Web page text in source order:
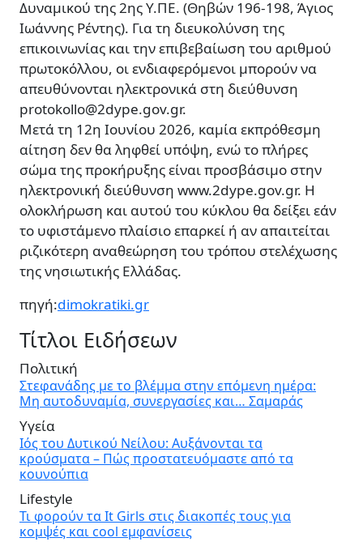
Δυναμικού της 2ης Υ.ΠΕ. (Θηβών 196-198, Άγιος
Ιωάννης Ρέντης). Για τη διευκολύνση της
επικοινωνίας και την επιβεβαίωση του αριθμού
πρωτοκόλλου, οι ενδιαφερόμενοι μπορούν να
απευθύνονται ηλεκτρονικά στη διεύθυνση
protokollo@2dype.gov.gr.
Μετά τη 12η Ιουνίου 2026, καμία εκπρόθεσμη
αίτηση δεν θα ληφθεί υπόψη, ενώ το πλήρες
σώμα της προκήρυξης είναι προσβάσιμο στην
ηλεκτρονική διεύθυνση www.2dype.gov.gr. Η
ολοκλήρωση και αυτού του κύκλου θα δείξει εάν
το υφιστάμενο πλαίσιο επαρκεί ή αν απαιτείται
ριζικότερη αναθεώρηση του τρόπου στελέχωσης
της νησιωτικής Ελλάδας.
πηγή:dimokratiki.gr
Τίτλοι Ειδήσεων
Πολιτική
Στεφανάδης με το βλέμμα στην επόμενη ημέρα:
Μη αυτοδυναμία, συνεργασίες και… Σαμαράς
Υγεία
Ιός του Δυτικού Νείλου: Αυξάνονται τα
κρούσματα – Πώς προστατευόμαστε από τα
κουνούπια
Lifestyle
Τι φορούν τα It Girls στις διακοπές τους για
κομψές και cool εμφανίσεις